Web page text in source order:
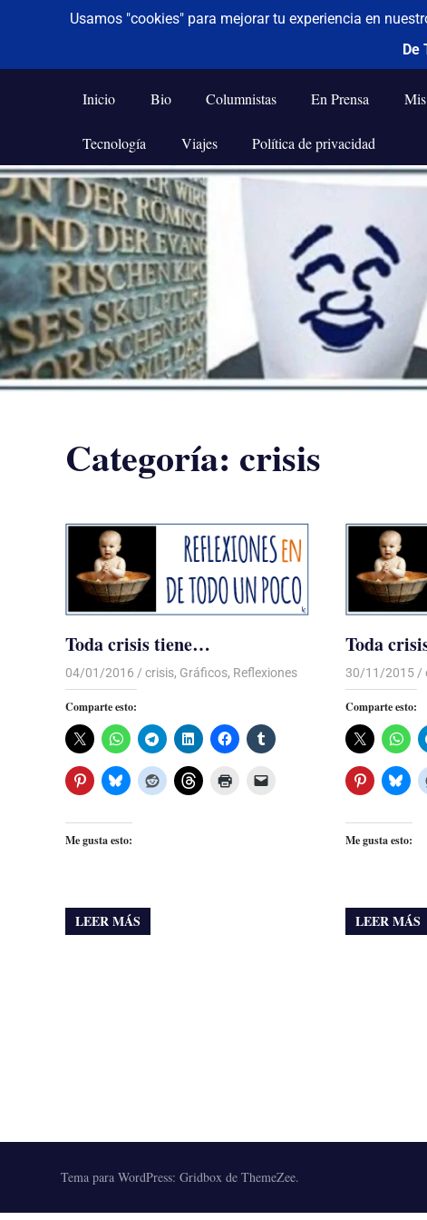
Saltar
al
contenido
De todo un poco
Frases,
Humor,
Tecnología
y
Viajes
Inicio Bio Columnistas En Prensa
Tecnología Viajes Política de privacidad
Categoría: crisis
Toda crisis tiene…
04/01/2016 Luis Castellanos
crisis, Gráficos, Reflexiones
Comparte esto:
Me gusta esto:
LEER MÁS
Toda
30/11/2015
Comparte esto:
Me gusta esto:
LEER MÁS
Tema para WordPress: Gridbox de ThemeZee.